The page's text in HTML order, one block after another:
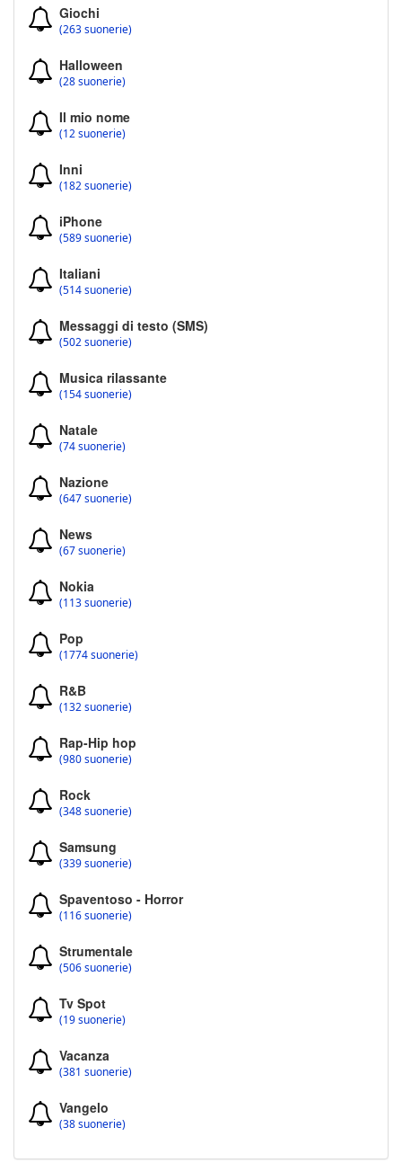
Giochi
(263 suonerie)
Halloween
(28 suonerie)
Il mio nome
(12 suonerie)
Inni
(182 suonerie)
iPhone
(589 suonerie)
Italiani
(514 suonerie)
Messaggi di testo (SMS)
(502 suonerie)
Musica rilassante
(154 suonerie)
Natale
(74 suonerie)
Nazione
(647 suonerie)
News
(67 suonerie)
Nokia
(113 suonerie)
Pop
(1774 suonerie)
R&B
(132 suonerie)
Rap-Hip hop
(980 suonerie)
Rock
(348 suonerie)
Samsung
(339 suonerie)
Spaventoso - Horror
(116 suonerie)
Strumentale
(506 suonerie)
Tv Spot
(19 suonerie)
Vacanza
(381 suonerie)
Vangelo
(38 suonerie)